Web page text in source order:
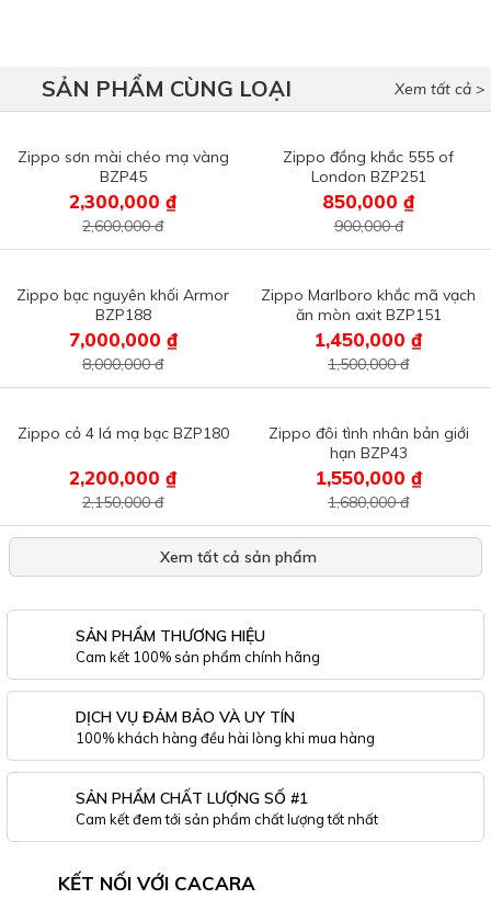
Xem tất cả >
SẢN PHẨM CÙNG LOẠI
Zippo sơn mài chéo mạ vàng
BZP45
2,300,000 ₫
2,600,000 đ
Zippo đồng khắc 555 of
London BZP251
850,000 ₫
900,000 đ
Zippo bạc nguyên khối Armor
BZP188
7,000,000 ₫
8,000,000 đ
Zippo Marlboro khắc mã vạch
ăn mòn axit BZP151
1,450,000 ₫
1,500,000 đ
Zippo cỏ 4 lá mạ bạc BZP180
2,200,000 ₫
2,150,000 đ
Zippo đôi tình nhân bản giới
hạn BZP43
1,550,000 ₫
1,680,000 đ
Xem tất cả sản phẩm
SẢN PHẨM THƯƠNG HIỆU
Cam kết 100% sản phẩm chính hãng
DỊCH VỤ ĐẢM BẢO VÀ UY TÍN
100% khách hàng đều hài lòng khi mua hàng
SẢN PHẨM CHẤT LƯỢNG SỐ #1
Cam kết đem tới sản phẩm chất lượng tốt nhất
KẾT NỐI VỚI CACARA